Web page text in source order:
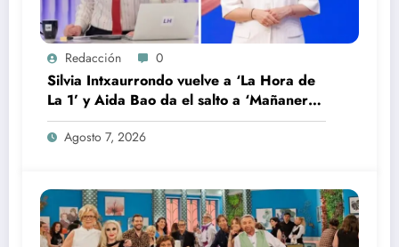
Redacción 0
Silvia Intxaurrondo vuelve a ‘La Hora de
La 1’ y Aida Bao da el salto a ‘Mañaneros
360’
Agosto 7, 2026